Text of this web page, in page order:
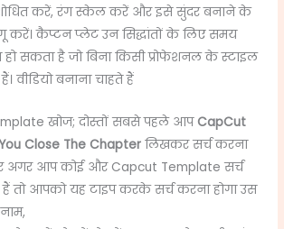
करें, रंग स्केल करें और इसे सुंदर बनाने के
करें। कैप्टन प्लेट उन सिद्धांतों के लिए समय
हो सकता है जो बिना किसी प्रोफेशनल के स्टाइल
वीडियो बनाना चाहते हैं
खोज; दोस्तों सबसे पहले आप CapCut
Close The Chapter लिखकर सर्च करना
अगर आप कोई और Capcut Template सर्च
तो आपको यह टाइप करके सर्च करना होगा उस